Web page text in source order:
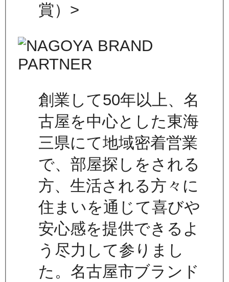
賞）>
創業して50年以上、名
古屋を中心とした東海
三県にて地域密着営業
で、部屋探しをされる
方、生活される方々に
住まいを通じて喜びや
安心感を提供できるよ
う尽力して参りまし
た。名古屋市ブランド